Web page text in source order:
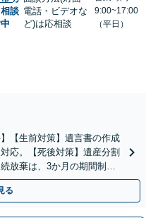
談 電話・ビデオな
ど)は応相談
9:00~17:00
（平日）
【生前対策】遺言書の作成
応。【死後対策】遺産分割
放棄は、3か月の期間制限
無料駐車場あり】
る